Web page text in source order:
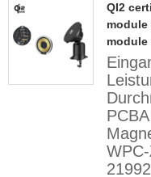
QI2
module
module
21992